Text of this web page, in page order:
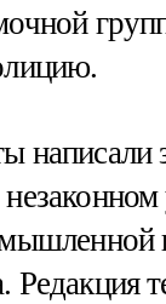
написали